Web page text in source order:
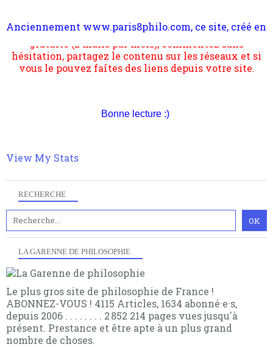
RECHERCHE
LA GARENNE DE PHILOSOPHIE
Le plus gros site de philosophie de France !
ABONNEZ-VOUS ! 4115 Articles, 1634 abonné·e·s,
depuis 2006 . . . . . . . . 2 852 214 pages vues jusqu'à
présent. Prestance et être apte à un plus grand
nombre de choses.
2006 lors du mouvement anti-CPE, a rendu compte de
l'actualité et de l'expérimentation à Paris 8. Il
s'occupe plus largement de rendre compte d'une
transformation dans les paradigmes philosophiques
suivant la pensée du Dehors ou du Surpli, omme la
quantique, résolvant la plupart des impasses
philosophique du WWe siècle. Cette pensée hors
articles pour être apte à un plus grand nombre de
gratuite (2 mails par mois), commentez sans
vous le pouvez faîtes des liens depuis votre site.
Bonne lecture :)
View My Stats